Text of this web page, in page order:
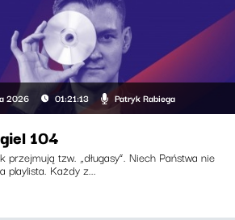
2026 01:21:13 Patryk Rabiega
104
przejmują tzw. „długasy”. Niech Państwa nie
playlista. Każdy z...